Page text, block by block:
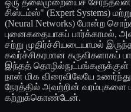
ஒரு தலைமுறையைச்
சிஸ்டம்ஸ்" (Expert Systems)
(Neural Networks) போன்ற
புனைகதையாகப் பார்க்காமல்,
சற்று முதிர்ச்சியடையாமல்
கவர்ச்சிகரமான கருவிகளாகப்
இந்தத் தொழில்நுட்பங்களுக்குள்
நான் மிக விரைவிலேயே
நேரத்தில் அவற்றின் வரம்புகளை
கற்றுக்கொண்டேன்.